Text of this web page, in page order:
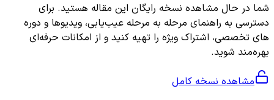
شما در حال مشاهده نسخه رایگان این مقاله هستید. برای
دسترسی به راهنمای مرحله به مرحله عیب‌یابی، ویدیوها و دوره
های تخصصی، اشتراک ویژه را تهیه کنید و از امکانات حرفه‌ای
بهره‌مند شوید.
مشاهده نسخه کامل